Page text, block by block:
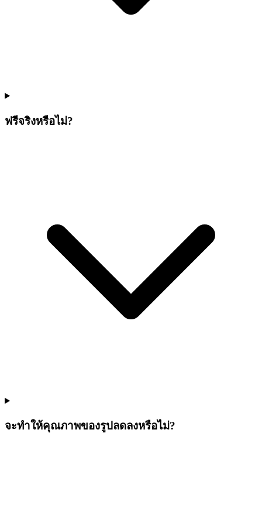
ฟรีจริงหรือไม่?
จะทำให้คุณภาพของรูปลดลงหรือไม่?